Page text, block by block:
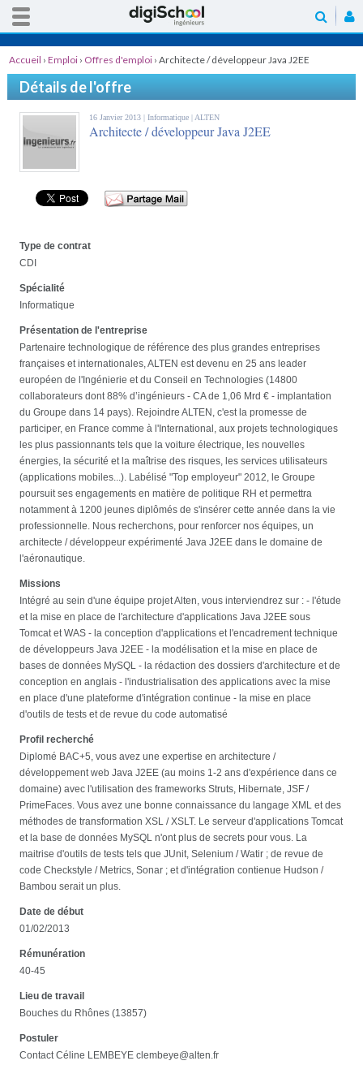
Accueil › Emploi › Offres d'emploi › Architecte / développeur Java J2EE
Détails de l'offre
16 Janvier 2013 | Informatique | ALTEN
Architecte / développeur Java J2EE
Type de contrat
CDI
Spécialité
Informatique
Présentation de l'entreprise
Partenaire technologique de référence des plus grandes entreprises
françaises et internationales, ALTEN est devenu en 25 ans leader
européen de l'Ingénierie et du Conseil en Technologies (14800
collaborateurs dont 88% d’ingénieurs - CA de 1,06 Mrd € - implantation
du Groupe dans 14 pays). Rejoindre ALTEN, c'est la promesse de
participer, en France comme à l'International, aux projets technologiques
les plus passionnants tels que la voiture électrique, les nouvelles
énergies, la sécurité et la maîtrise des risques, les services utilisateurs
(applications mobiles...). Labélisé "Top employeur" 2012, le Groupe
poursuit ses engagements en matière de politique RH et permettra
notamment à 1200 jeunes diplômés de s'insérer cette année dans la vie
professionnelle. Nous recherchons, pour renforcer nos équipes, un
architecte / développeur expérimenté Java J2EE dans le domaine de
l'aéronautique.
Missions
Intégré au sein d'une équipe projet Alten, vous interviendrez sur : - l'étude
et la mise en place de l'architecture d'applications Java J2EE sous
Tomcat et WAS - la conception d'applications et l'encadrement technique
de développeurs Java J2EE - la modélisation et la mise en place de
bases de données MySQL - la rédaction des dossiers d'architecture et de
conception en anglais - l'industrialisation des applications avec la mise
en place d'une plateforme d'intégration continue - la mise en place
d'outils de tests et de revue du code automatisé
Profil recherché
Diplomé BAC+5, vous avez une expertise en architecture /
développement web Java J2EE (au moins 1-2 ans d'expérience dans ce
domaine) avec l'utilisation des frameworks Struts, Hibernate, JSF /
PrimeFaces. Vous avez une bonne connaissance du langage XML et des
méthodes de transformation XSL / XSLT. Le serveur d'applications Tomcat
et la base de données MySQL n'ont plus de secrets pour vous. La
maitrise d'outils de tests tels que JUnit, Selenium / Watir ; de revue de
code Checkstyle / Metrics, Sonar ; et d'intégration contienue Hudson /
Bambou serait un plus.
Date de début
01/02/2013
Rémunération
40-45
Lieu de travail
Bouches du Rhônes (13857)
Postuler
Contact Céline LEMBEYE clembeye@alten.fr